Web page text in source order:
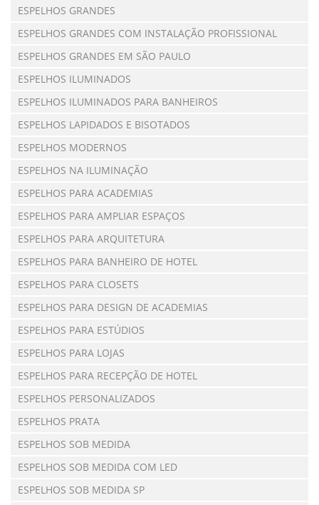
ESPELHOS GRANDES
ESPELHOS GRANDES COM INSTALAÇÃO PROFISSIONAL
ESPELHOS GRANDES EM SÃO PAULO
ESPELHOS ILUMINADOS
ESPELHOS ILUMINADOS PARA BANHEIROS
ESPELHOS LAPIDADOS E BISOTADOS
ESPELHOS MODERNOS
ESPELHOS NA ILUMINAÇÃO
ESPELHOS PARA ACADEMIAS
ESPELHOS PARA AMPLIAR ESPAÇOS
ESPELHOS PARA ARQUITETURA
ESPELHOS PARA BANHEIRO DE HOTEL
ESPELHOS PARA CLOSETS
ESPELHOS PARA DESIGN DE ACADEMIAS
ESPELHOS PARA ESTÚDIOS
ESPELHOS PARA LOJAS
ESPELHOS PARA RECEPÇÃO DE HOTEL
ESPELHOS PERSONALIZADOS
ESPELHOS PRATA
ESPELHOS SOB MEDIDA
ESPELHOS SOB MEDIDA COM LED
ESPELHOS SOB MEDIDA SP